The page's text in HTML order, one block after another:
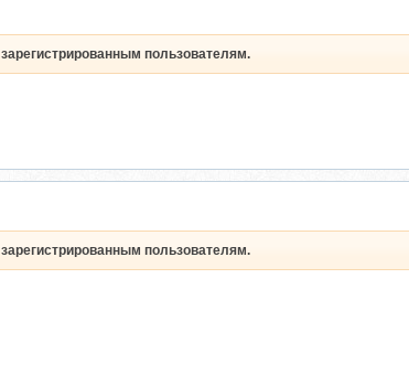
пользователям.
пользователям.